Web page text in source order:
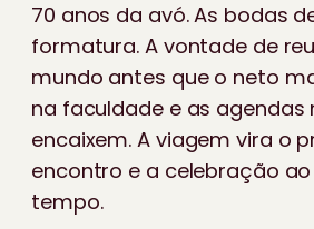
70 anos da avó. As bodas
formatura. A vontade de
mundo antes que o neto
na faculdade e as agendas
encaixem. A viagem vira o
encontro e a celebração
tempo.